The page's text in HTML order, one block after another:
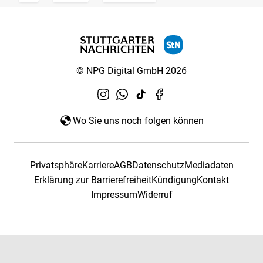
© NPG Digital GmbH 2026
Wo Sie uns noch folgen können
PrivatsphäreKarriereAGBDatenschutzMediadaten
Erklärung zur BarrierefreiheitKündigungKontakt
ImpressumWiderruf